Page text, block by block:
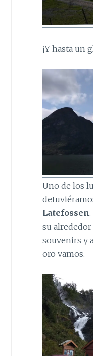
¡Y hasta un
Uno de los
Latefossen
su
souvenirs y
oro vamos.